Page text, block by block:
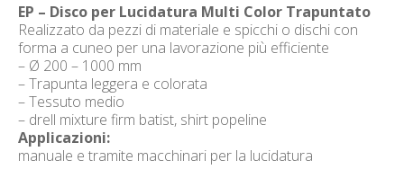
EP – Disco per Lucidatura Multi Color Trapuntato
Realizzato da pezzi di materiale e spicchi o dischi con
forma a cuneo per una lavorazione più efficiente
– Ø 200 – 1000 mm
– Trapunta leggera e colorata
– Tessuto medio
– drell mixture firm batist, shirt popeline
Applicazioni:
manuale e tramite macchinari per la lucidatura